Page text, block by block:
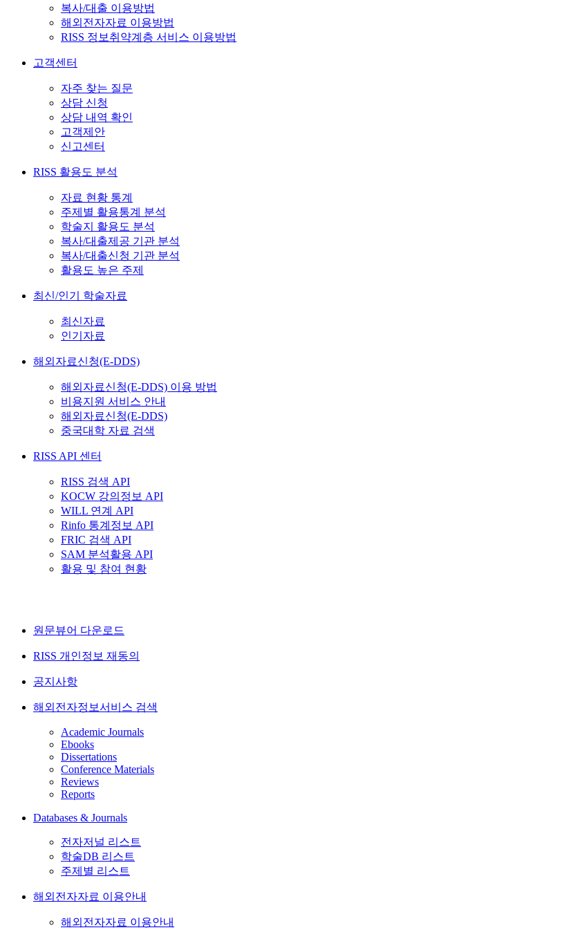
복사/대출 이용방법
해외전자자료 이용방법
RISS 정보취약계층 서비스 이용방법
고객센터
자주 찾는 질문
상담 신청
상담 내역 확인
고객제안
신고센터
RISS 활용도 분석
자료 현황 통계
주제별 활용통계 분석
학술지 활용도 분석
복사/대출제공 기관 분석
복사/대출신청 기관 분석
활용도 높은 주제
최신/인기 학술자료
최신자료
인기자료
해외자료신청(E-DDS)
해외자료신청(E-DDS) 이용 방법
비용지원 서비스 안내
해외자료신청(E-DDS)
중국대학 자료 검색
RISS API 센터
RISS 검색 API
KOCW 강의정보 API
WILL 연계 API
Rinfo 통계정보 API
FRIC 검색 API
SAM 분석활용 API
활용 및 참여 현황
원문뷰어 다운로드
RISS 개인정보 재동의
공지사항
해외전자정보서비스 검색
Academic Journals
Ebooks
Dissertations
Conference Materials
Reviews
Reports
Databases & Journals
전자저널 리스트
학술DB 리스트
주제별 리스트
해외전자자료 이용안내
해외전자자료 이용안내